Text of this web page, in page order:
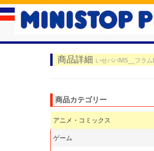
商品詳細 いせパパMS__フラムL
商品カテゴリー
アニメ・コミックス
ゲーム